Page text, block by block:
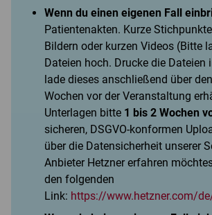
Wenn du einen eigenen Fall
Patientenakten. Kurze
Bildern oder kurzen Videos (Bitte
Dateien hoch. Drucke die
lade dieses anschließend über
Wochen vor der Veranstaltung
Unterlagen bitte 1 bis 2 Wochen
sicheren, DSGVO-konformen
über die Datensicherheit unserer
Anbieter Hetzner erfahren
den folgenden
Link: https://www.hetzner.com/